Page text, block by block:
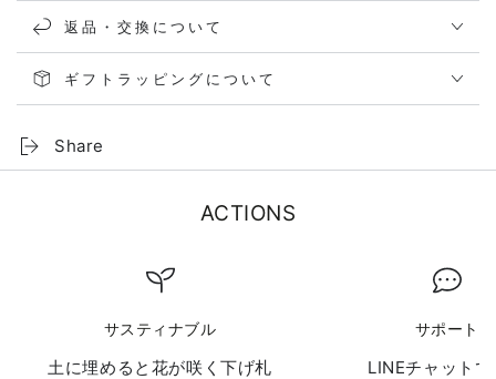
返品・交換について
ギフトラッピングについて
Share
ACTIONS
サスティナブル
土に埋めると花が咲く下げ札
サポート
LINEチャット